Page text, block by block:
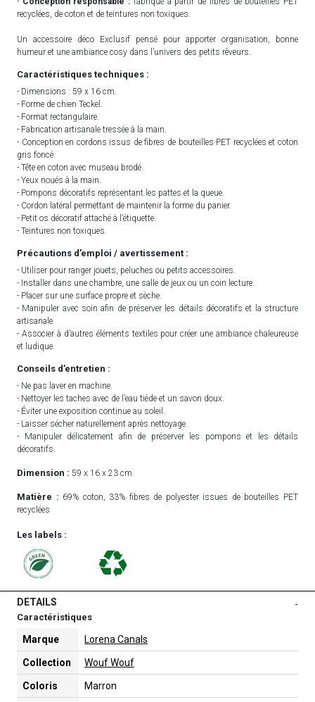
recyclées, de coton et de teintures non toxiques.
Un accessoire déco Exclusif pensé pour apporter organisation, bonne
humeur et une ambiance cosy dans l’univers des petits rêveurs.
Caractéristiques techniques :
- Dimensions : 59 x 16 cm.
- Forme de chien Teckel.
- Format rectangulaire.
- Fabrication artisanale tressée à la main.
- Conception en cordons issus de fibres de bouteilles PET recyclées et coton
gris foncé.
- Tête en coton avec museau brodé.
- Yeux noués à la main.
- Pompons décoratifs représentant les pattes et la queue.
- Cordon latéral permettant de maintenir la forme du panier.
- Petit os décoratif attaché à l’étiquette.
- Teintures non toxiques.
Précautions d’emploi / avertissement :
- Utiliser pour ranger jouets, peluches ou petits accessoires.
- Installer dans une chambre, une salle de jeux ou un coin lecture.
- Placer sur une surface propre et sèche.
- Manipuler avec soin afin de préserver les détails décoratifs et la structure
artisanale.
- Associer à d’autres éléments textiles pour créer une ambiance chaleureuse
et ludique.
Conseils d’entretien :
- Ne pas laver en machine.
- Nettoyer les taches avec de l’eau tiède et un savon doux.
- Éviter une exposition continue au soleil.
- Laisser sécher naturellement après nettoyage.
- Manipuler délicatement afin de préserver les pompons et les détails
décoratifs.
Dimension : 59 x 16 x 23 cm
Matière : 69% coton, 33% fibres de polyester issues de bouteilles PET
recyclées
Les labels :
DETAILS -
Caractéristiques
Marque Lorena Canals
Collection Wouf Wouf
Coloris Marron